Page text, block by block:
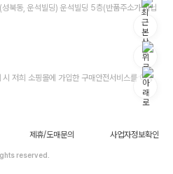
동, 운석빌딩) 운석빌딩 5층(반품주소가 아닙
저희 소핑몰에 가입한 구매안전서비스를 이용
제휴/도매문의 사업자정보확인
reserved.